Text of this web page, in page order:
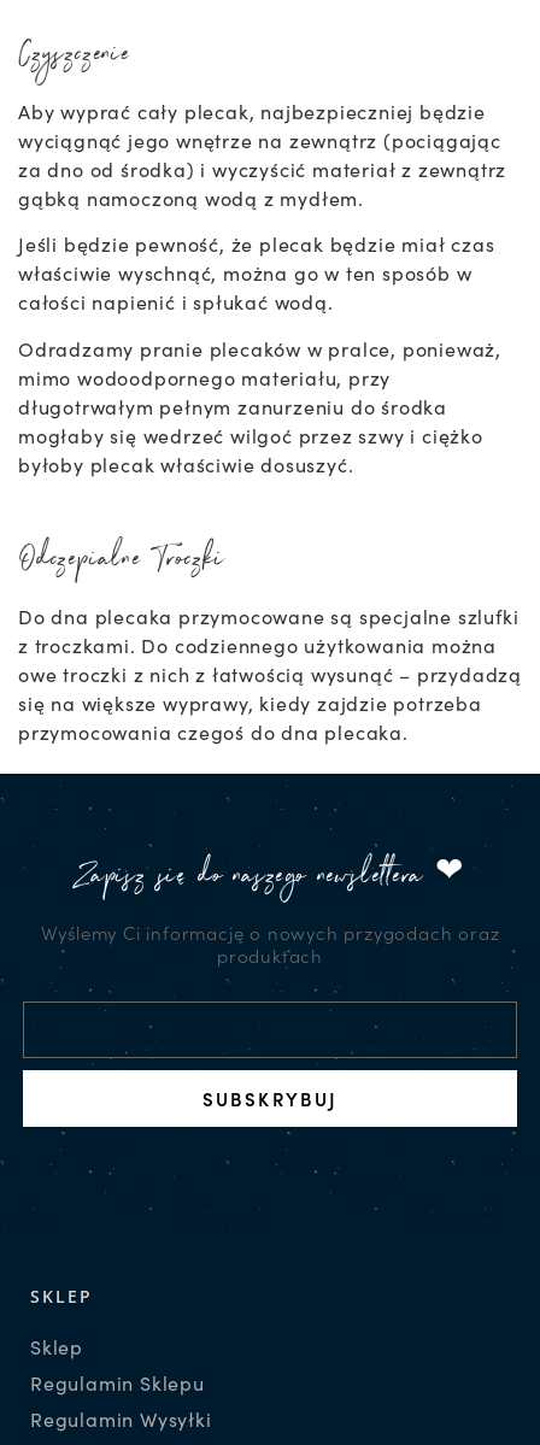
Czyszczenie
Aby wyprać cały plecak, najbezpieczniej będzie
wyciągnąć jego wnętrze na zewnątrz (pociągając
za dno od środka) i wyczyścić materiał z zewnątrz
gąbką namoczoną wodą z mydłem.
Jeśli będzie pewność, że plecak będzie miał czas
właściwie wyschnąć, można go w ten sposób w
całości napienić i spłukać wodą.
Odradzamy pranie plecaków w pralce, ponieważ,
mimo wodoodpornego materiału, przy
długotrwałym pełnym zanurzeniu do środka
mogłaby się wedrzeć wilgoć przez szwy i ciężko
byłoby plecak właściwie dosuszyć.
Odczepialne Troczki
Do dna plecaka przymocowane są specjalne szlufki
z troczkami. Do codziennego użytkowania można
owe troczki z nich z łatwością wysunąć – przydadzą
się na większe wyprawy, kiedy zajdzie potrzeba
przymocowania czegoś do dna plecaka.
Zapisz się do naszego newslettera ❤
Wyślemy Ci informację o nowych przygodach oraz
produktach
SUBSKRYBUJ
SKLEP
Sklep
Regulamin Sklepu
Regulamin Wysyłki